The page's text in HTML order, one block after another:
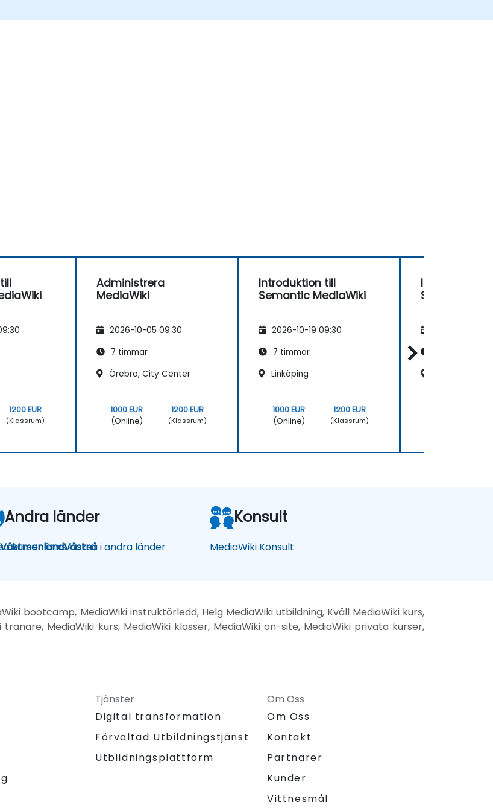
1200 EUR
(Klassrum)
Administrera
MediaWiki
2026-10-05 09:30
7 timmar
Örebro, City Center
1000 EUR
(Online)
1200 EUR
(Klassrum)
Introduktion till
Semantic MediaWiki
2026-10-19 09:30
7 timmar
Linköping
1000 EUR
(Online)
1200 EUR
(Klassrum)
Introduktion
Semantic
VästmanlandVästra
Andra länder
kurser finns också i andra länder
Konsult
MediaWiki Konsult
bootcamp, MediaWiki instruktörledd, Helg MediaWiki utbildning, Kväll MediaWiki kurs,
MediaWiki kurs, MediaWiki klasser, MediaWiki on-site, MediaWiki privata kurser,
Tjänster
Digital transformation
Förvaltad Utbildningstjänst
Utbildningsplattform
Om Oss
Om Oss
Kontakt
Partnärer
Kunder
Vittnesmål